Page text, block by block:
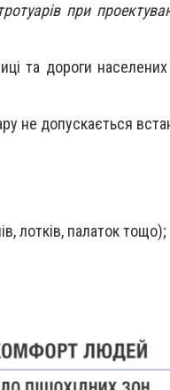
при
та дороги
не допускається
лотків, палаток тощо);